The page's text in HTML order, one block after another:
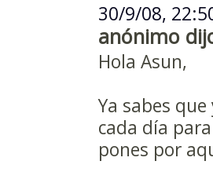
30/9/08,
anónimo
Hola Asun,
Ya sabes
cada día
pones por